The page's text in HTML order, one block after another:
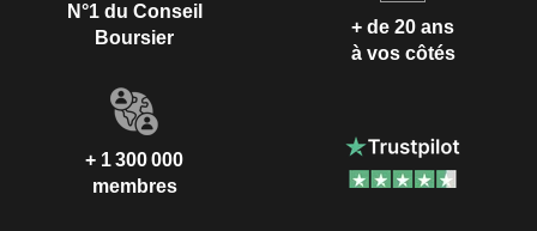
N°1 du Conseil
Boursier
+ de 20 ans
à vos côtés
+ 1 300 000
membres